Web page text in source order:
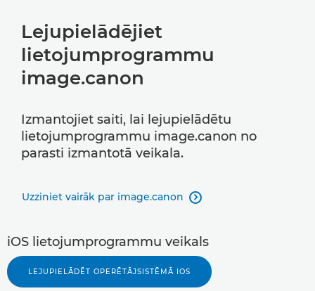
Lejupielādējiet
lietojumprogrammu
image.canon
Izmantojiet saiti, lai lejupielādētu
lietojumprogrammu image.canon no
parasti izmantotā veikala.
Uzziniet vairāk par image.canon 
iOS lietojumprogrammu veikals
LEJUPIELĀDĒT OPERĒTĀJSISTĒMĀ IOS